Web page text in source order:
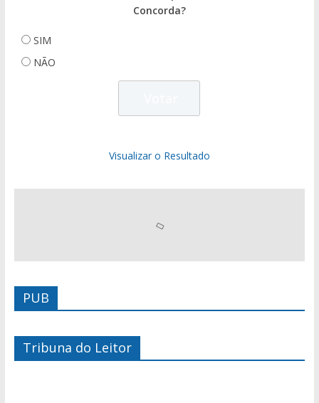
Concorda?
SIM
NÃO
Visualizar o Resultado
PUB
Tribuna do Leitor